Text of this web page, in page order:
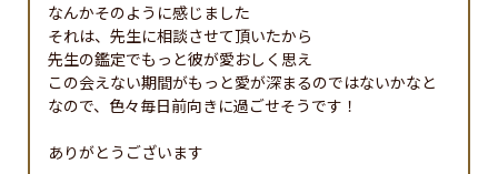
なんかそのように感じました
それは、先生に相談させて頂いたから
先生の鑑定でもっと彼が愛おしく思え
この会えない期間がもっと愛が深まるのではないかなと
なので、色々毎日前向きに過ごせそうです！
ありがとうございます